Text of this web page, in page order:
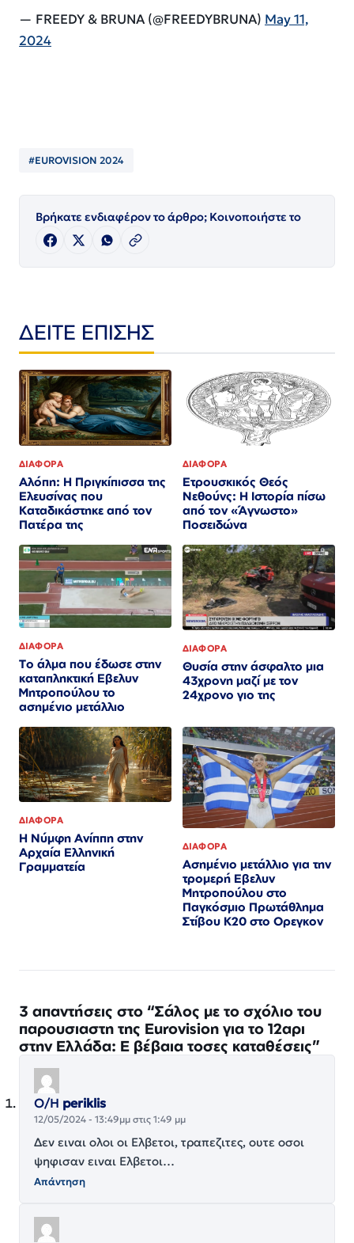
— FREEDY & BRUNA (@FREEDYBRUNA) May 11,
2024
#EUROVISION 2024
Βρήκατε ενδιαφέρον το άρθρο; Κοινοποιήστε το
ΔΕΙΤΕ ΕΠΙΣΗΣ
ΔΙΑΦΟΡΑ
Αλόπη: Η Πριγκίπισσα της
Ελευσίνας που
Καταδικάστηκε από τον
Πατέρα της
ΔΙΑΦΟΡΑ
Ετρουσκικός Θεός
Νεθούνς: Η Ιστορία πίσω
από τον «Άγνωστο»
Ποσειδώνα
ΔΙΑΦΟΡΑ
Το άλμα που έδωσε στην
καταπληκτική Εβελυν
Μητροπούλου το
ασημένιο μετάλλιο
ΔΙΑΦΟΡΑ
Θυσία στην άσφαλτο μια
43χρονη μαζί με τον
24χρονο γιο της
ΔΙΑΦΟΡΑ
Η Νύμφη Ανίππη στην
Αρχαία Ελληνική
Γραμματεία
ΔΙΑΦΟΡΑ
Ασημένιο μετάλλιο για την
τρομερή Εβελυν
Μητροπούλου στο
Παγκόσμιο Πρωτάθλημα
Στίβου Κ20 στο Ορεγκον
3 απαντήσεις στο “Σάλος με το σχόλιο του
παρουσιαστη της Eurovision για το 12αρι
στην Ελλάδα: Ε βέβαια τοσες καταθέσεις”
Ο/Η periklis
12/05/2024 - 13:49μμ στις 1:49 μμ
Δεν ειναι ολοι οι Ελβετοι, τραπεζιτες, ουτε οσοι
ψηφισαν ειναι Ελβετοι…
Απάντηση